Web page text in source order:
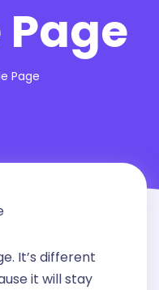
Page
It’s different
it will stay